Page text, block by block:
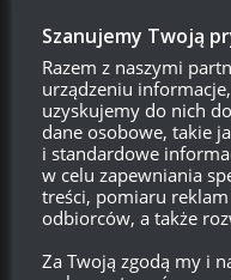
Zaloguj się
Kanał wpisów
Kanał komentarzy
WordPress.org
Szanujemy Twoją
Razem z naszymi
urządzeniu
uzyskujemy do nich
dane osobowe, takie
i standardowe
w celu zapewniania
treści, pomiaru
odbiorców, a także
Za Twoją zgodą my i